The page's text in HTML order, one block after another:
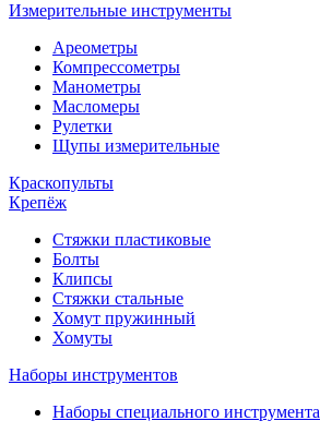
Измерительные инструменты
Ареометры
Компрессометры
Манометры
Масломеры
Рулетки
Щупы измерительные
Краскопульты
Крепёж
Стяжки пластиковые
Болты
Клипсы
Стяжки стальные
Хомут пружинный
Хомуты
Наборы инструментов
Наборы специального инструмента